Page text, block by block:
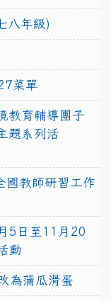
八年級)
菜單
教育輔導團子
題系列活
國教師研習工作
5日至11月20
動
為蒲瓜滑蛋